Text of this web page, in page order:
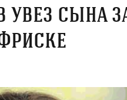
увез сына